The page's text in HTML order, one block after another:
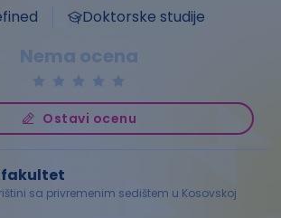
Doktorske studije
Nema ocena
Ostavi ocenu
fakultet
sa privremenim sedištem u Kosovskoj